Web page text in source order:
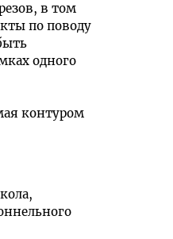
в том
по поводу
одного
контуром